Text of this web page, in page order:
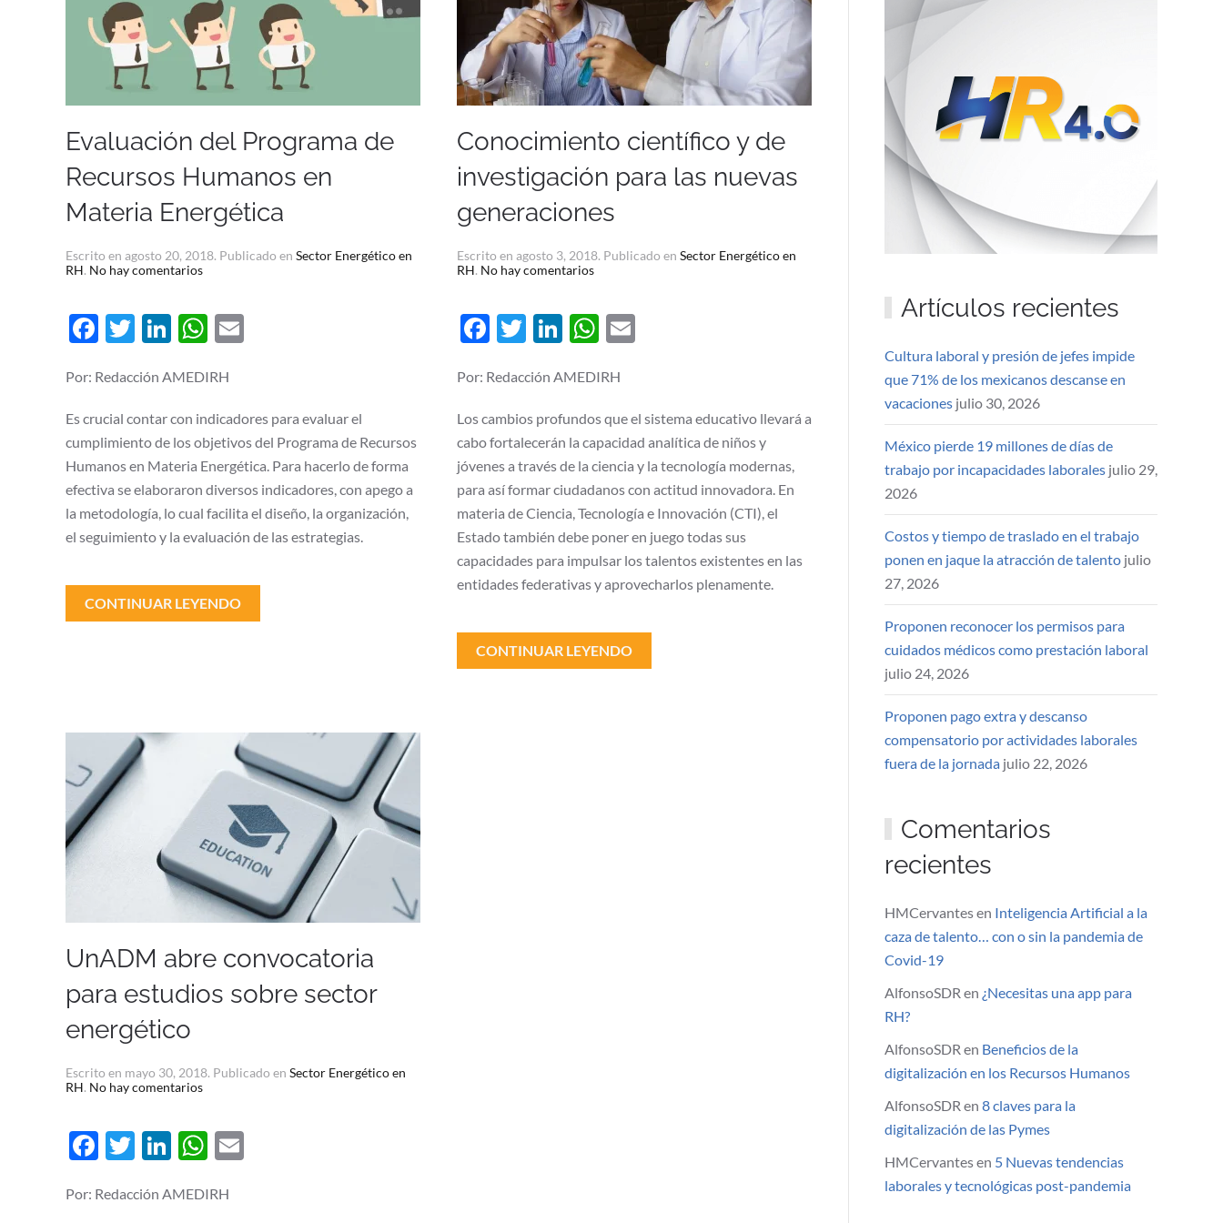
Evaluación del Programa de
Recursos Humanos en
Materia Energética
Escrito en agosto 20, 2018. Publicado en Sector Energético en
RH. No hay comentariosen
Programa
de
Recursos
en
Materia
Facebook
Twitter
LinkedIn
WhatsApp
Por: Redacción AMEDIRH
Es crucial contar con indicadores para evaluar el
cumplimiento de los objetivos del Programa de Recursos
Humanos en Materia Energética. Para hacerlo de forma
efectiva se elaboraron diversos indicadores, con apego a
la metodología, lo cual facilita el diseño, la organización,
el seguimiento y la evaluación de las estrategias.
CONTINUAR LEYENDO
Conocimiento científico y de
investigación para las nuevas
generaciones
Escrito en agosto 3, 2018. Publicado en Sector Energético en
RH. No hay comentariosen
y
de
investigación
las
nuevas
Facebook
Twitter
LinkedIn
WhatsApp
Por: Redacción AMEDIRH
Los cambios profundos que el sistema educativo llevará a
cabo fortalecerán la capacidad analítica de niños y
jóvenes a través de la ciencia y la tecnología modernas,
para así formar ciudadanos con actitud innovadora. En
materia de Ciencia, Tecnología e Innovación (CTI), el
Estado también debe poner en juego todas sus
capacidades para impulsar los talentos existentes en las
entidades federativas y aprovecharlos plenamente.
CONTINUAR LEYENDO
UnADM abre convocatoria
para estudios sobre sector
energético
Escrito en mayo 30, 2018. Publicado en Sector Energético en
RH. No hay comentariosen
convocatoria
para
estudios
sector
energético
Facebook
Twitter
LinkedIn
WhatsApp
Por: Redacción AMEDIRH
Artículos recientes
Cultura laboral y presión de jefes impide
que 71% de los mexicanos descanse en
vacaciones julio 30, 2026
México pierde 19 millones de días de
trabajo por incapacidades laborales julio 29,
2026
Costos y tiempo de traslado en el trabajo
ponen en jaque la atracción de talento julio
27, 2026
Proponen reconocer los permisos para
cuidados médicos como prestación laboral
julio 24, 2026
Proponen pago extra y descanso
compensatorio por actividades laborales
fuera de la jornada julio 22, 2026
Comentarios
recientes
HMCervantesen Inteligencia Artificial a la
caza de talento… con o sin la pandemia de
Covid-19
AlfonsoSDR en ¿Necesitas una app para
RH?
AlfonsoSDR en Beneficios de la
digitalización en los Recursos Humanos
AlfonsoSDR en 8 claves para la
digitalización de las Pymes
HMCervantesen 5 Nuevas tendencias
laborales y tecnológicas post-pandemia